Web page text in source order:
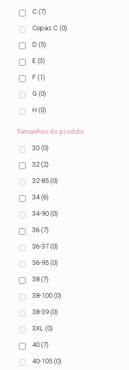
C (7)
Copas C (0)
D (5)
E (3)
F (1)
G (0)
H (0)
Tamanhos do produto
30 (0)
32 (2)
32-85 (0)
34 (6)
34-90 (0)
36 (7)
36-37 (0)
36-95 (0)
38 (7)
38-100 (0)
38-39 (0)
3XL (0)
40 (7)
40-105 (0)